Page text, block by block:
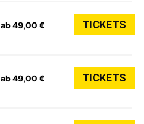
ab 49,00 € TICKETS
ab 49,00 € TICKETS